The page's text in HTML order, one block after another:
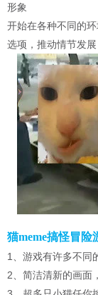
形象
开始在各种不同的
选项，推动情节发展
猫meme搞怪冒险
1、游戏有许多不同
2、简洁清新的画面